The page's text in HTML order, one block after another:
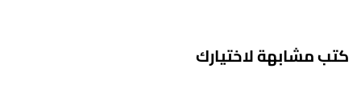
كتب مشابهة لاختيارك